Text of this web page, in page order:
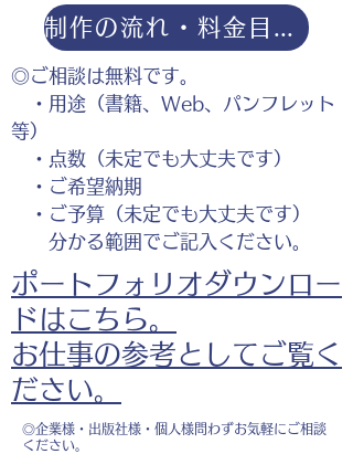
◎ご相談は無料です。
・用途（書籍、Web、パンフレット
等）
・点数（未定でも大丈夫です）
・ご希望納期
・ご予算（未定でも大丈夫です）
分かる範囲でご記入ください。
ポートフォリオダウンロー
ドはこちら。
お仕事の参考としてご覧く
ださい。
◎企業様・出版社様・個人様問わずお気軽にご相談
ください。